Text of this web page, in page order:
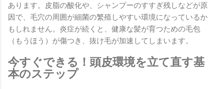
あります。皮脂の酸化や、シャンプーのすすぎ残しなどが原
因で、毛穴の周囲が細菌の繁殖しやすい環境になっているか
もしれません。炎症が続くと、健康な髪が育つための毛包
（もうほう）が傷つき、抜け毛が加速してしまいます。
今すぐできる！頭皮環境を立て直す基
本のステップ